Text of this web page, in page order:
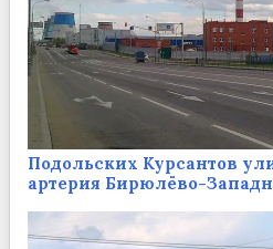
Подольских Курсантов
артерия Бирюлёво-